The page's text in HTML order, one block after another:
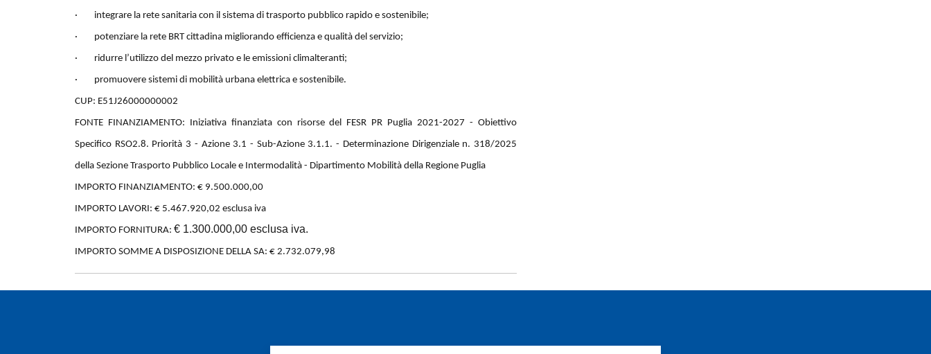
· integrare la rete sanitaria con il sistema di trasporto pubblico rapido e sostenibile;
· potenziare la rete BRT cittadina migliorando efficienza e qualità del servizio;
· ridurre l’utilizzo del mezzo privato e le emissioni climalteranti;
· promuovere sistemi di mobilità urbana elettrica e sostenibile.
CUP: E51J26000000002
FONTE FINANZIAMENTO: Iniziativa finanziata con risorse del FESR PR Puglia 2021-2027 - Obiettivo
Specifico RSO2.8. Priorità 3 - Azione 3.1 - Sub-Azione 3.1.1. - Determinazione Dirigenziale n. 318/2025
della Sezione Trasporto Pubblico Locale e Intermodalità - Dipartimento Mobilità della Regione Puglia
IMPORTO FINANZIAMENTO: € 9.500.000,00
IMPORTO LAVORI: € 5.467.920,02 esclusa iva
IMPORTO FORNITURA: € 1.300.000,00 esclusa iva.
IMPORTO SOMME A DISPOSIZIONE DELLA SA: € 2.732.079,98